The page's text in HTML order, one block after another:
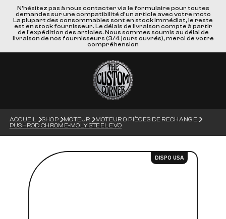
N'hésitez pas à nous contacter via le formulaire pour toutes
demandes sur une compatibilité d'un article avec votre moto
La plupart des consommables sont en stock immédiat, le reste
est en stock fournisseur. Le délais de livraison compte à partir
de l'expédition des articles. Nous sommes soumis au délai de
livraison de nos fournisseurs (3/4 jours ouvrés), merci de votre
compréhension
ACCUEIL SHOP MOTEUR
MOTEUR & PIÈCES DE RECHANGE
PUSHROD CHROME-MOLY STEEL EVO
DISPO USA